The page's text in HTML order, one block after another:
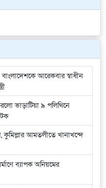
আরেকবার স্বাধীন
ভাড়াটিয়া ৯ পলিথিনে
কুমিল্লার আমতলীতে খানাখন্দে
ব্যাপক অনিয়মের